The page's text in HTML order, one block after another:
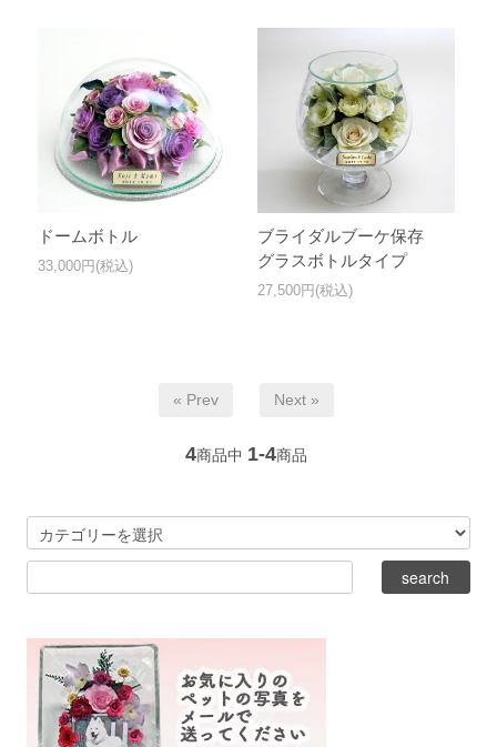
ドームボトル
33,000円(税込)
ブライダルブーケ保存
グラスボトルタイプ
27,500円(税込)
« Prev Next »
4商品中 1-4商品